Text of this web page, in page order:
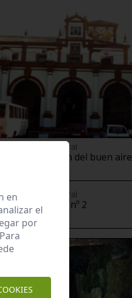
de interés Cultural
mayor virgen del buen aire
de interés Cultural
funeraria nº 2
de Guzmán
en
el
por